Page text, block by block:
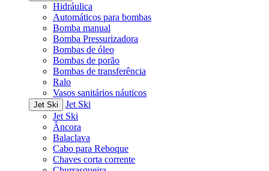
Hidráulica
Automáticos para bombas
Bomba manual
Bomba Pressurizadora
Bombas de óleo
Bombas de porão
Bombas de transferência
Ralo
Vasos sanitários náuticos
Jet Ski
Jet Ski
Jet Ski
Âncora
Balaclava
Cabo para Reboque
Chaves corta corrente